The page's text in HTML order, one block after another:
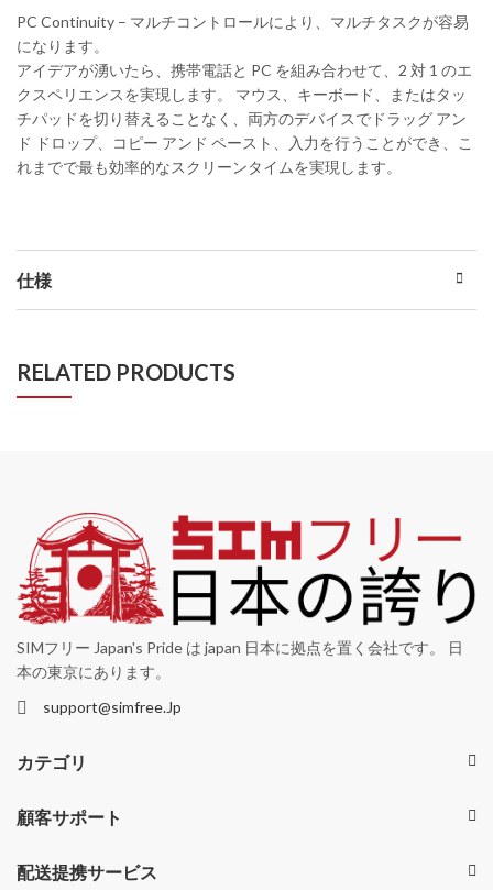
PC Continuity – マルチコントロールにより、マルチタスクが容易
になります。
アイデアが湧いたら、携帯電話と PC を組み合わせて、2 対 1 のエ
クスペリエンスを実現します。 マウス、キーボード、またはタッ
チパッドを切り替えることなく、両方のデバイスでドラッグ アン
ド ドロップ、コピー アンド ペースト、入力を行うことができ、こ
れまでで最も効率的なスクリーンタイムを実現します。
仕様
RELATED PRODUCTS
SIMフリー Japan's Pride は japan 日本に拠点を置く会社です。 日
本の東京にあります。
support@simfree.Jp
カテゴリ
顧客サポート
配送提携サービス